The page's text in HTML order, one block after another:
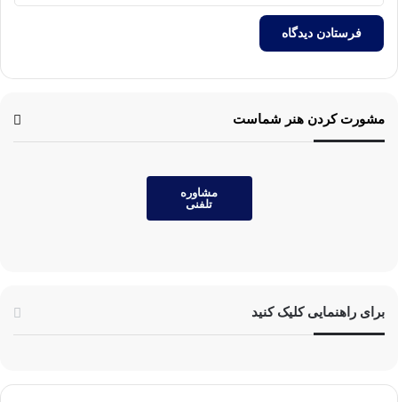
مشورت کردن هنر شماست
مشاوره
تلفنی
برای راهنمایی کلیک کنید